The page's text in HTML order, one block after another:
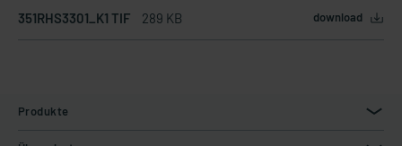
351RHS3301_K1 TIF 289 KB download
Produkte